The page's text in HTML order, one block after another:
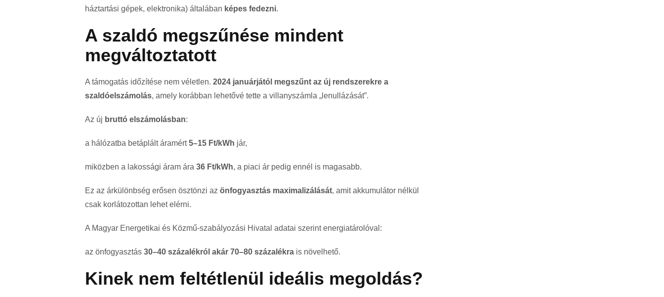
háztartási gépek, elektronika) általában képes fedezni.
A szaldó megszűnése mindent
megváltoztatott
A támogatás időzítése nem véletlen. 2024 januárjától megszűnt az új rendszerekre a
szaldóelszámolás, amely korábban lehetővé tette a villanyszámla „lenullázását”.
Az új bruttó elszámolásban:
a hálózatba betáplált áramért5–15 Ft/kWh jár,
miközben a lakossági áram ára 36 Ft/kWh, a piaci ár pedig ennél is magasabb.
Ez az árkülönbség erősen ösztönzi az önfogyasztás maximalizálását, amit akkumulátor nélkül
csak korlátozottan lehet elérni.
A Magyar Energetikai és Közmű-szabályozási Hivatal adatai szerint energiatárolóval:
az önfogyasztás 30–40 százalékról akár 70–80 százalékra is növelhető.
Kinek nem feltétlenül ideális megoldás?